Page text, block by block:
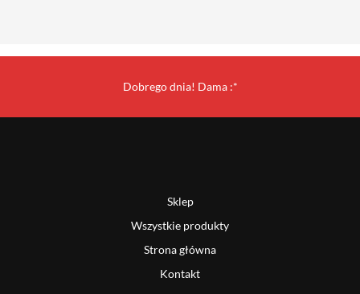
Dobrego dnia! Dama :*
Sklep
Wszystkie produkty
Strona główna
Kontakt